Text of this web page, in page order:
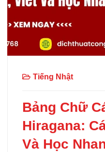
Tiếng Nhật
Bảng Chữ
Hiragana:
Và Học